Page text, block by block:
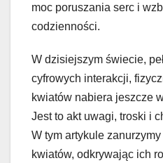
moc poruszania serc i
codzienności.
W dzisiejszym świecie,
cyfrowych interakcji,
kwiatów nabiera jeszcze
Jest to akt uwagi, troski i
W tym artykule
kwiatów, odkrywając ich